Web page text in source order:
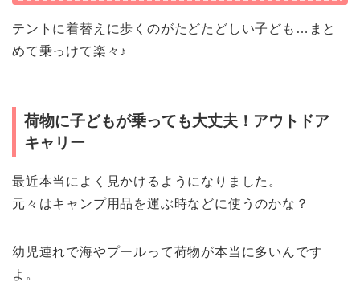
テントに着替えに歩くのがたどたどしい子ども…まと
めて乗っけて楽々♪
荷物に子どもが乗っても大丈夫！アウトドア
キャリー
最近本当によく見かけるようになりました。
元々はキャンプ用品を運ぶ時などに使うのかな？
幼児連れで海やプールって荷物が本当に多いんです
よ。